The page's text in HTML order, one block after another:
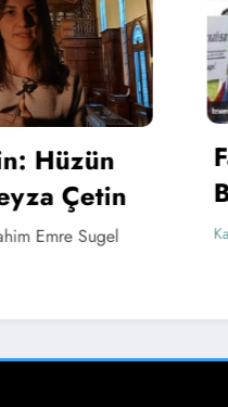
Hüzün
Çetin
Emre Sugel